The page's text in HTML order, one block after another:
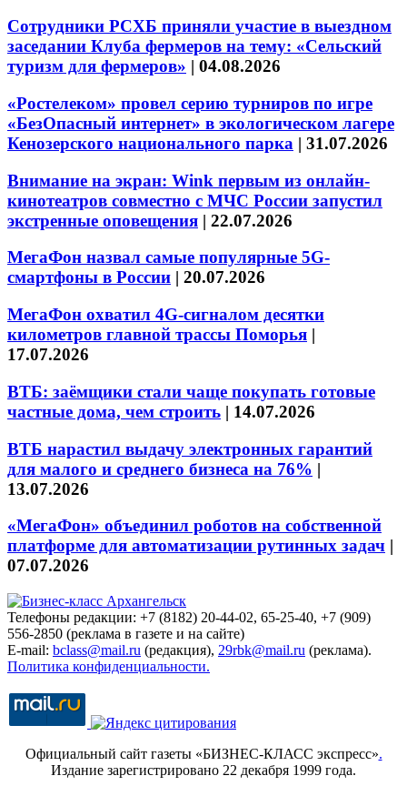
Сотрудники РСХБ приняли участие в выездном
заседании Клуба фермеров на тему: «Сельский
туризм для фермеров» | 04.08.2026
«Ростелеком» провел серию турниров по игре
«БезОпасный интернет» в экологическом лагере
Кенозерского национального парка | 31.07.2026
Внимание на экран: Wink первым из онлайн-
кинотеатров совместно с МЧС России запустил
экстренные оповещения | 22.07.2026
МегаФон назвал самые популярные 5G-
смартфоны в России | 20.07.2026
МегаФон охватил 4G-сигналом десятки
километров главной трассы Поморья |
17.07.2026
ВТБ: заёмщики стали чаще покупать готовые
частные дома, чем строить | 14.07.2026
ВТБ нарастил выдачу электронных гарантий
для малого и среднего бизнеса на 76% |
13.07.2026
«МегаФон» объединил роботов на собственной
платформе для автоматизации рутинных задач |
07.07.2026
Телефоны редакции: +7 (8182) 20-44-02, 65-25-40, +7 (909)
556-2850 (реклама в газете и на сайте)
E-mail: bclass@mail.ru (редакция), 29rbk@mail.ru (реклама).
Политика конфиденциальности.
Официальный сайт газеты «БИЗНЕС-КЛАСС экспресс».
Издание зарегистрировано 22 декабря 1999 года.